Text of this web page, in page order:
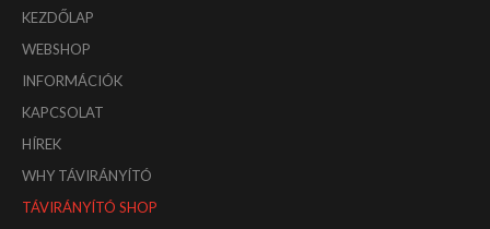
KEZDŐLAP
WEBSHOP
INFORMÁCIÓK
KAPCSOLAT
HÍREK
WHY TÁVIRÁNYÍTÓ
TÁVIRÁNYÍTÓ SHOP